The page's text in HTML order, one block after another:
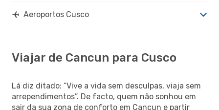
Aeroportos Cusco
Viajar de Cancun para Cusco
Lá diz ditado: “Vive a vida sem desculpas, viaja sem
arrependimentos”. De facto, quem não sonhou em
sair da sua zona de conforto em Cancun e partir